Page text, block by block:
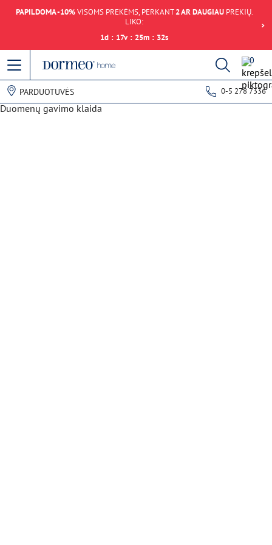
PAPILDOMA -10%VISOMS PREKĖMS, PERKANT2 AR DAUGIAUPREKIŲ.
LIKO:
1d : 17v : 25m : 32s
0
PARDUOTUVĖS 0-5 278 7336
Duomenų gavimo klaida